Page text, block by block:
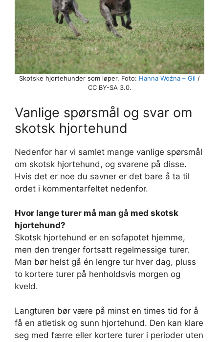
Skotske hjortehunder som løper. Foto: Hanna Woźna – Gil /
CC BY-SA 3.0.
Vanlige spørsmål og svar om
skotsk hjortehund
Nedenfor har vi samlet mange vanlige spørsmål
om skotsk hjortehund, og svarene på disse.
Hvis det er noe du savner er det bare å ta til
ordet i kommentarfeltet nedenfor.
Hvor lange turer må man gå med skotsk
hjortehund?
Skotsk hjortehund er en sofapotet hjemme,
men den trenger fortsatt regelmessige turer.
Man bør helst gå én lengre tur hver dag, pluss
to kortere turer på henholdsvis morgen og
kveld.
Langturen bør være på minst en times tid for å
få en atletisk og sunn hjortehund. Den kan klare
seg med færre eller kortere turer i perioder uten